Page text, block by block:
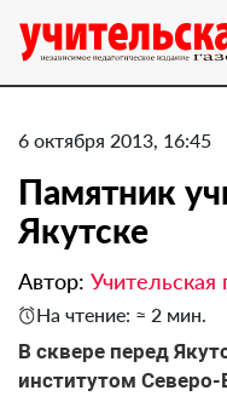
6 октября 2013, 16:45
Памятник
Якутске
Автор: Учительская
На чтение: ≈ 2 мин.
В сквере перед
институтом Северо-